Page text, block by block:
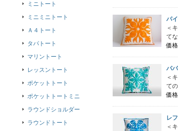
パ
＜
て
価格
パ
＜
て
価格
レ
＜
ミニトート
ミニミニトート
Ａ４トート
タパトート
マリントート
レッスントート
ポケットトート
ポケットトートミニ
ラウンドショルダー
ラウンドトート